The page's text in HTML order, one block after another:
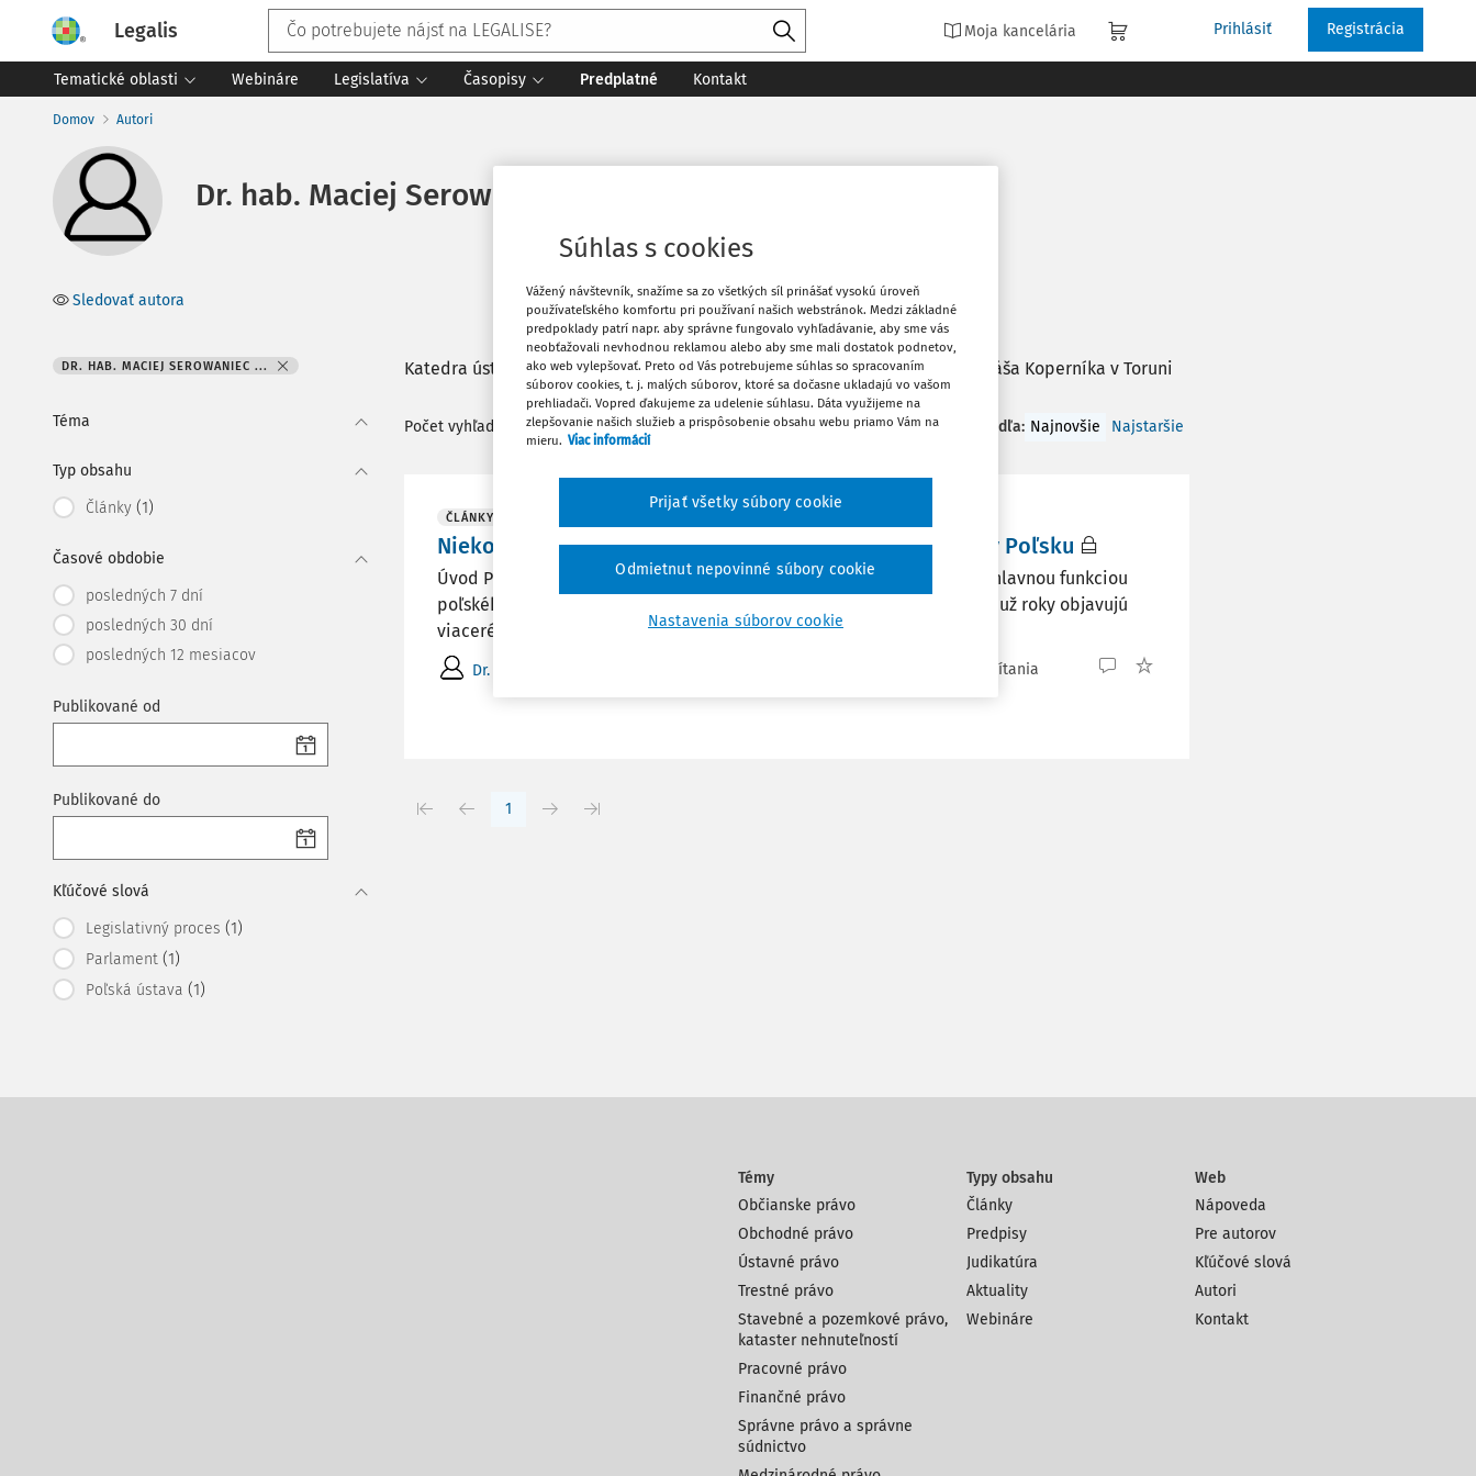
Legalis Moja kancelária Prihlásiť Registrácia
Tematické oblasti Webináre Legislatíva Časopisy Predplatné Kontakt
Domov Autori
Dr. hab. Maciej Serowaniec, prof. UMK
Sledovať autora
DR. HAB. MACIEJ SEROWANIEC ...
Téma
Typ obsahu
Články (1)
Časové obdobie
posledných 7 dní
posledných 30 dní
posledných 12 mesiacov
Publikované od
Publikované do
Kľúčové slová
Legislativný proces (1)
Parlament (1)
Poľská ústava (1)
Katedra ústavného práva, Fakulta práva a administratívy Univerzity Mikuláša Koperníka v Toruni
Počet vyhľadaných dokumentov: 1 Zoradiť podľa: Najnovšie Najstaršie
ČLÁNKY
Niekoľko úvah o súčasných štandardoch tvorby práva v Poľsku
Úvod Podľa ustanovení článku 10 ods. 2 Ústavy Poľskej republiky 1) je hlavnou funkciou
poľského parlamentu zákonodarstvo. V oblasti tvorby zákonov sa však už roky objavujú
viaceré nezrovnalosti, ktoré...
Dr. hab. Maciej Serowaniec prof. UMK 36 minút čítania
1
Témy
Občianske právo
Obchodné právo
Ústavné právo
Trestné právo
Stavebné a pozemkové právo,
kataster nehnuteľností
Pracovné právo
Finančné právo
Správne právo a správne
súdnictvo
Typy obsahu
Články
Predpisy
Judikatúra
Aktuality
Webináre
Web
Nápoveda
Pre autorov
Kľúčové slová
Autori
Kontakt
Súhlas s cookies
Vážený návštevník, snažíme sa zo všetkých síl prinášať vysokú úroveň
používateľského komfortu pri používaní našich webstránok. Medzi základné
predpoklady patrí napr. aby správne fungovalo vyhľadávanie, aby sme vás
neobťažovali nevhodnou reklamou alebo aby sme mali dostatok podnetov,
ako web vylepšovať. Preto od Vás potrebujeme súhlas so spracovaním
súborov cookies, t. j. malých súborov, ktoré sa dočasne ukladajú vo vašom
prehliadači. Vopred ďakujeme za udelenie súhlasu. Dáta využijeme na
zlepšovanie našich služieb a prispôsobenie obsahu webu priamo Vám na
mieru. Viac informácií
Nastavenia súborov cookie
Odmietnut nepovinné súbory cookie
Prijať všetky súbory cookie